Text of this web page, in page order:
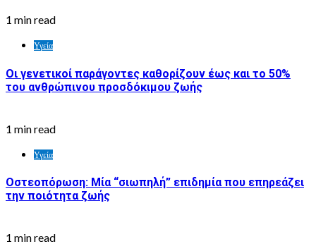
1 min read
Υγεία
Οι γενετικοί παράγοντες καθορίζουν έως και το 50%
του ανθρώπινου προσδόκιμου ζωής
1 min read
Υγεία
Οστεοπόρωση: Μία “σιωπηλή” επιδημία που επηρεάζει
την ποιότητα ζωής
1 min read